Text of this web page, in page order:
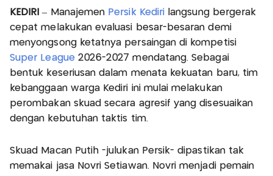
KEDIRI– Manajemen Persik Kediri langsung bergerak
cepat melakukan evaluasi besar-besaran demi
menyongsong ketatnya persaingan di kompetisi
Super League 2026-2027 mendatang. Sebagai
bentuk keseriusan dalam menata kekuatan baru, tim
kebanggaan warga Kediri ini mulai melakukan
perombakan skuad secara agresif yang disesuaikan
dengan kebutuhan taktis tim.
Skuad Macan Putih -julukan Persik- dipastikan tak
memakai jasa Novri Setiawan. Novri menjadi pemain